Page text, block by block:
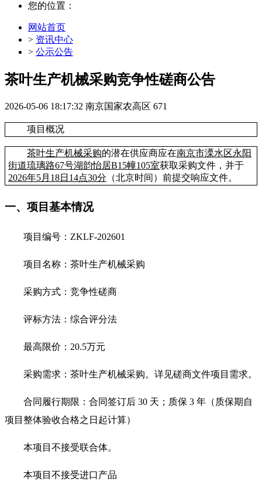
您的位置：
网站首页
> 资讯中心
> 公示公告
茶叶生产机械采购竞争性磋商公告
2026-05-06 18:17:32 南京国家农高区 671
项目概况
茶叶生产机械采购的潜在供应商应在南京市溧水区永阳
街道琉璃路67号湖韵怡居B15幢105室获取采购文件，并于
2026年5月18日14点30分 （北京时间）前提交响应文件。
一、项目基本情况
项目编号： ZKLF-202601
项目名称： 茶叶生产机械采购
采购方式：竞争性磋商
评标方法：综合评分法
最高限价： 20.5万元
采购需求： 茶叶生产机械采购。详见磋商文件项目需求。
合同履行期限： 合同签订后 30 天；质保 3 年（质保期自
项目整体验收合格之日起计算）
本项目不接受联合体。
本项目不接受进口产品